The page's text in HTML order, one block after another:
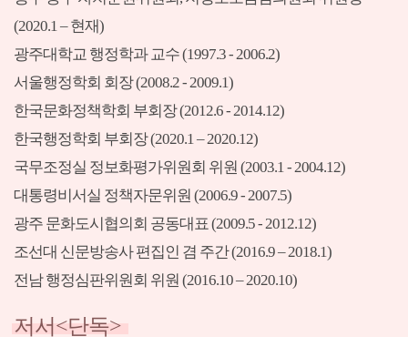
(2020.1 – 현재)
광주대학교 행정학과 교수 (1997.3 - 2006.2)
서울행정학회 회장 (2008.2 - 2009.1)
한국문화정책학회 부회장 (2012.6 - 2014.12)
한국행정학회 부회장 (2020.1 – 2020.12)
국무조정실 정보화평가위원회 위원 (2003.1 - 2004.12)
대통령비서실 정책자문위원 (2006.9 - 2007.5)
광주 문화도시협의회 공동대표 (2009.5 - 2012.12)
조선대 신문방송사 편집인 겸 주간 (2016.9 – 2018.1)
전남 행정심판위원회 위원 (2016.10 – 2020.10)
저서<단독>